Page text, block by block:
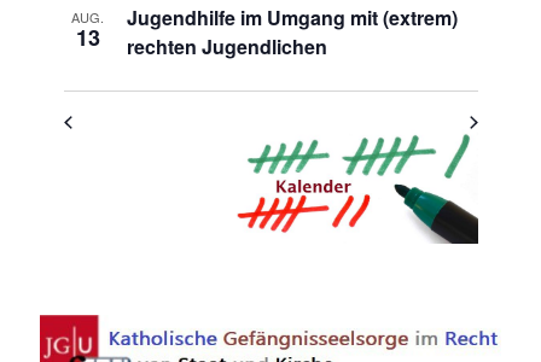
AUG.
13
Jugendhilfe im Umgang mit (extrem)
rechten Jugendlichen